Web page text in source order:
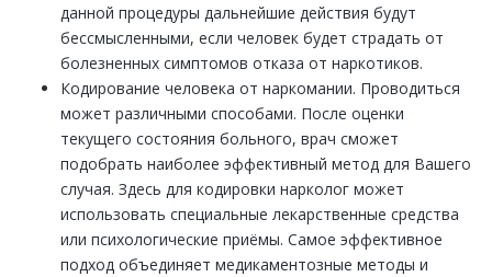
данной процедуры дальнейшие действия будут
бессмысленными, если человек будет страдать от
болезненных симптомов отказа от наркотиков.
Кодирование человека от наркомании. Проводиться
может различными способами. После оценки
текущего состояния больного, врач сможет
подобрать наиболее эффективный метод для Вашего
случая. Здесь для кодировки нарколог может
использовать специальные лекарственные средства
или психологические приёмы. Самое эффективное
подход объединяет медикаментозные методы и